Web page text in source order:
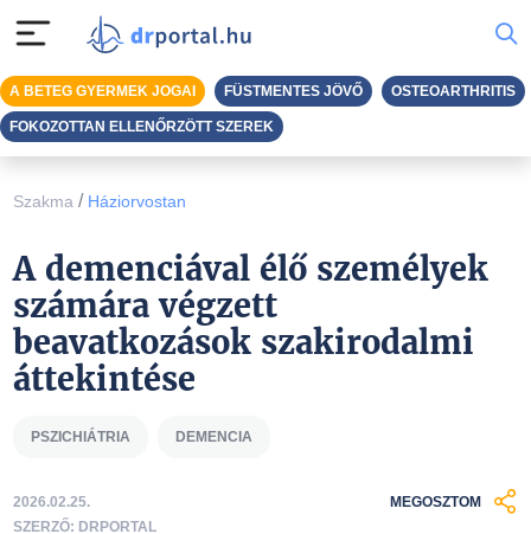
Szakma / Háziorvostan
A demenciával élő személyek
számára végzett
beavatkozások szakirodalmi
áttekintése
PSZICHIÁTRIA DEMENCIA
2026.02.25.
SZERZŐ: DRPORTAL
MEGOSZTOM
A BETEG GYERMEK JOGAI FÜSTMENTES JÖVŐ OSTEOARTHRITIS
FOKOZOTTAN ELLENŐRZÖTT SZEREK